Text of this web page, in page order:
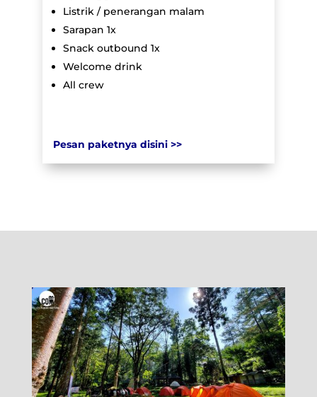
Listrik / penerangan malam
Sarapan 1x
Snack outbound 1x
Welcome drink
All crew
Pesan paketnya disini >>